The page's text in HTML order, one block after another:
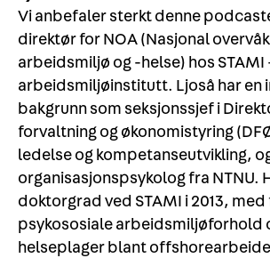
Vi anbefaler sterkt denne
direktør for NOA (Nasjonal
arbeidsmiljø og -helse) hos STAMI
arbeidsmiljøinstitutt. Ljoså har en
bakgrunn som seksjonssjef i
forvaltning og økonomistyring
ledelse og kompetanseutvikling,
organisasjonspsykolog fra NTNU.
doktorgrad ved STAMI i 2013, med
psykososiale arbeidsmiljøforhold
helseplager blant